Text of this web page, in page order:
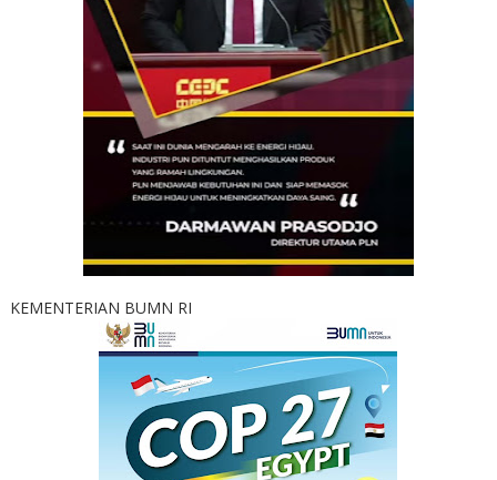
KEMENTERIAN BUMN RI